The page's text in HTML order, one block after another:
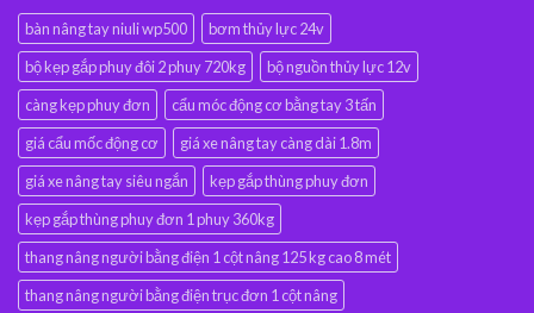
bàn nâng tay niuli wp500
bơm thủy lực 24v
bộ kẹp gắp phuy đôi 2 phuy 720kg
bộ nguồn thủy lực 12v
càng kẹp phuy đơn
cẩu móc động cơ bằng tay 3 tấn
giá cẩu mốc động cơ
giá xe nâng tay càng dài 1.8m
giá xe nâng tay siêu ngắn
kẹp gắp thùng phuy đơn
kẹp gắp thùng phuy đơn 1 phuy 360kg
thang nâng người bằng điện 1 cột nâng 125 kg cao 8 mét
thang nâng người bằng điện trục đơn 1 cột nâng